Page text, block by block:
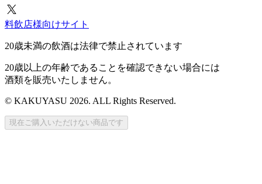
料飲店様向けサイト
20歳未満の飲酒は法律で禁止されています
20歳以上の年齢であることを確認できない場合には
酒類を販売いたしません。
© KAKUYASU 2026. ALL Rights Reserved.
現在ご購入いただけない商品です